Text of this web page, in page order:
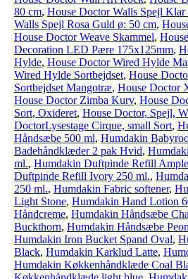
80 cm, House Doctor Walls Spejl
Walls Spejl Rosa Guld ø: 50 cm,
House Doctor Weave Skammel,
Decoration LED Pære 175x125mm,
Hylde, House Doctor Wired Hylde
Wired Hylde Sortbejdset, House
Sortbejdset Mangotræ, House Doctor
House Doctor Zimba Kurv, House
Sort, Oxideret, House Doctor, Spejl,
DoctorLysestage Cirque, small Sort,
Håndsæbe 500 ml, Humdakin
Badehåndklæder 2 pak Hvid,
ml., Humdakin Duftpinde Refill
Duftpinde Refill Ivory 250 ml.,
250 ml., Humdakin Fabric softener,
Light Stone, Humdakin Hand Lotion
Håndcreme, Humdakin Håndsæbe
Buckthorn, Humdakin Håndsæbe
Humdakin Iron Bucket Spand Oval,
Black, Humdakin Karklud Latte,
Humdakin Køkkenhåndklæde Coal